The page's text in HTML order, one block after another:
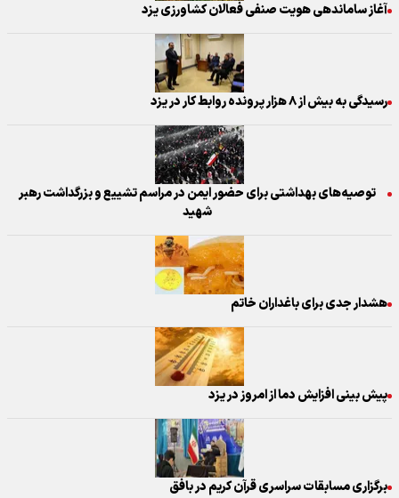
آغاز ساماندهی هویت صنفی فعالان کشاورزی یزد
رسیدگی به بیش از ۸ هزار پرونده روابط کار در یزد
توصیه‌های بهداشتی برای حضور ایمن در مراسم تشییع و بزرگداشت رهبر
شهید
هشدار جدی برای باغداران خاتم
پیش بینی افزایش دما از امروز در یزد
برگزاری مسابقات سراسری قرآن کریم در بافق